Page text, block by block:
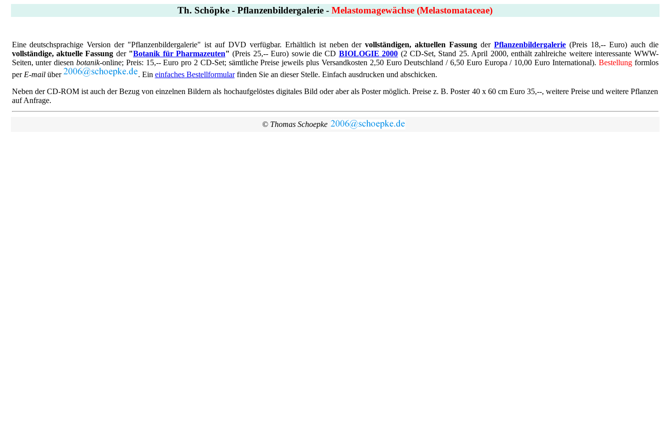
Th. Schöpke - Pflanzenbildergalerie - Melastomagewächse (Melastomataceae)
Eine deutschsprachige Version der "Pflanzenbildergalerie" ist auf DVD verfügbar. Erhältlich ist neben dervollständigen, aktuellen Fassung der Pflanzenbildergalerie(Preis 18,-- Euro) auch die
vollständige, aktuelle Fassung der "Botanik für Pharmazeuten" (Preis 25,-- Euro) sowie die CD BIOLOGIE 2000 (2 CD-Set, Stand 25. April 2000, enthält zahlreiche weitere interessante WWW-
Seiten, unter diesen botanik-online; Preis: 15,-- Euro pro 2 CD-Set; sämtliche Preise jeweils plus Versandkosten 2,50 Euro Deutschland / 6,50 Euro Europa / 10,00 Euro International). Bestellungformlos
per E-mailüber . Ein einfaches Bestellformularfinden Sie an dieser Stelle. Einfach ausdrucken und abschicken.
Neben der CD-ROM ist auch der Bezug von einzelnen Bildern als hochaufgelöstes digitales Bild oder aber als Poster möglich. Preise z. B. Poster 40 x 60 cm Euro 35,--, weitere Preise und weitere Pflanzen
auf Anfrage.
© Thomas Schoepke